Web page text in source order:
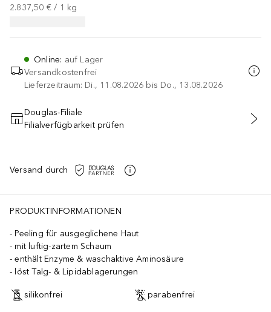
2.837,50 € / 1 kg
Online: auf Lager
Versandkostenfrei
Lieferzeitraum: Di., 11.08.2026 bis Do., 13.08.2026
IN DEN WARENKORB
Douglas-Filiale
Filialverfügbarkeit prüfen
Versand durch
PRODUKTINFORMATIONEN
Peeling für ausgeglichene Haut
mit luftig-zartem Schaum
enthält Enzyme & waschaktive Aminosäure
löst Talg- & Lipidablagerungen
silikonfrei parabenfrei